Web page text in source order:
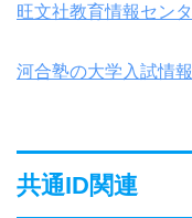
旺文社教育情報セン
河合塾の大学入試情
共通ID関連